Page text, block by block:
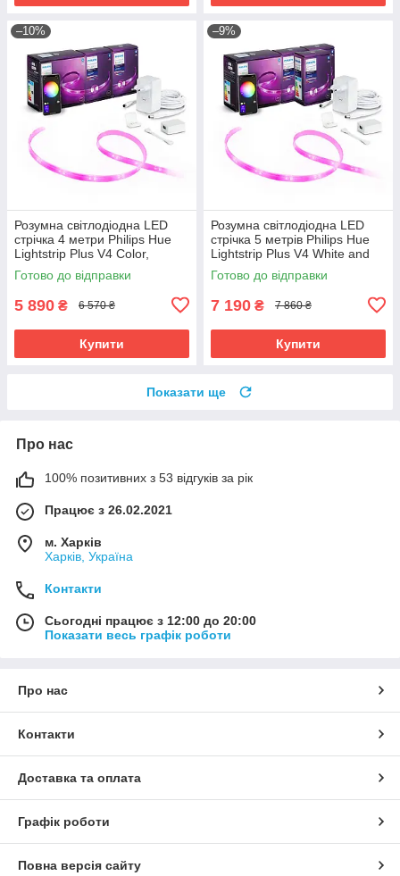
–10%
Розумна світлодіодна LED
стрічка 4 метри Philips Hue
Lightstrip Plus V4 Color,
Bluetooth, Apple HomeKit (2+2
метри)
Готово до відправки
5 890 ₴ 6 570 ₴
Купити
–9%
Розумна світлодіодна LED
стрічка 5 метрів Philips Hue
Lightstrip Plus V4 White and
Color, Bluetooth, Apple
HomeKit (2+3 метри)
Готово до відправки
7 190 ₴ 7 860 ₴
Купити
Показати ще
Про нас
100% позитивних з 53 відгуків за рік
Працює з 26.02.2021
м. Харків
Харків, Україна
Контакти
Сьогодні працює з 12:00 до 20:00
Показати весь графік роботи
Про нас
Контакти
Доставка та оплата
Графік роботи
Повна версія сайту